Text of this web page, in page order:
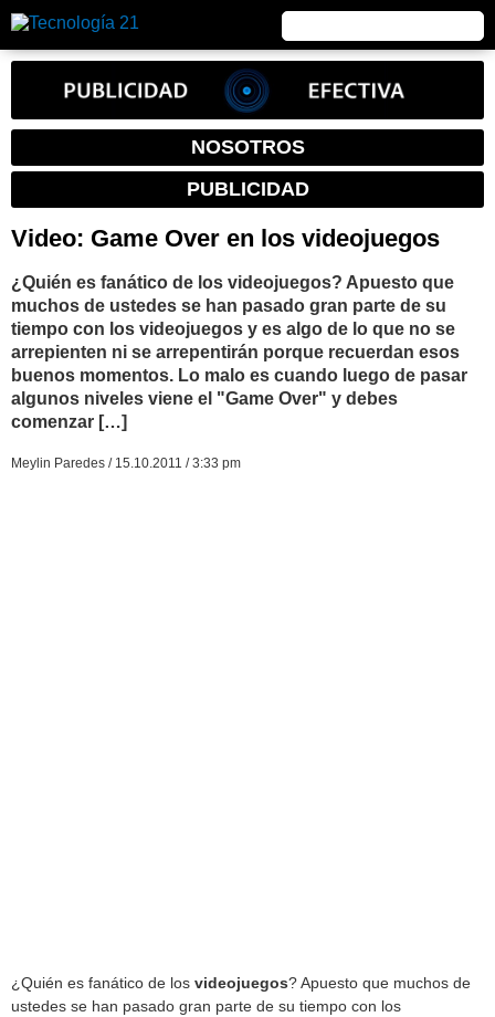
NOSOTROS
PUBLICIDAD
Video: Game Over en los videojuegos
¿Quién es fanático de los videojuegos? Apuesto que
muchos de ustedes se han pasado gran parte de su
tiempo con los videojuegos y es algo de lo que no se
arrepienten ni se arrepentirán porque recuerdan esos
buenos momentos. Lo malo es cuando luego de pasar
algunos niveles viene el "Game Over" y debes
comenzar […]
Meylin Paredes / 15.10.2011 / 3:33 pm
¿Quién es fanático de los videojuegos? Apuesto que muchos de
ustedes se han pasado gran parte de su tiempo con los